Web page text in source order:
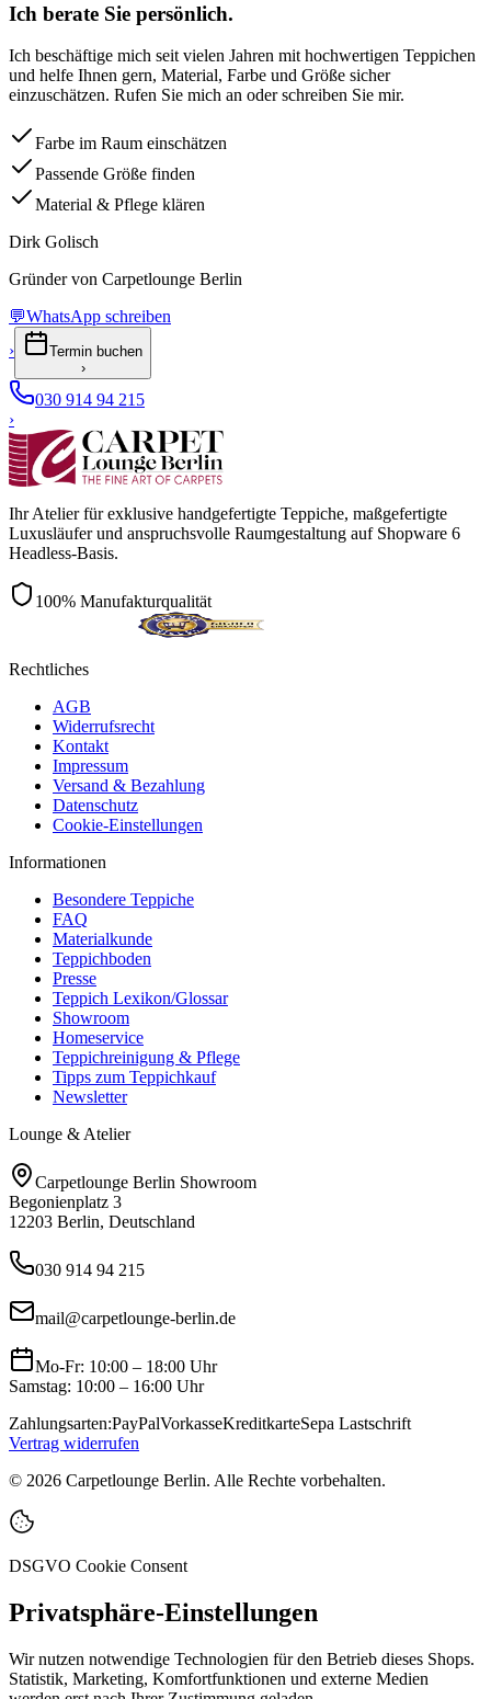
Ich berate Sie persönlich.
Ich beschäftige mich seit vielen Jahren mit hochwertigen Teppichen
und helfe Ihnen gern, Material, Farbe und Größe sicher
einzuschätzen. Rufen Sie mich an oder schreiben Sie mir.
Farbe im Raum einschätzen
Passende Größe finden
Material & Pflege klären
Dirk Golisch
Gründer von Carpetlounge Berlin
💬WhatsApp schreiben
›
Termin buchen
›
030 914 94 215
›
Ihr Atelier für exklusive handgefertigte Teppiche, maßgefertigte
Luxusläufer und anspruchsvolle Raumgestaltung auf Shopware 6
Headless-Basis.
100% Manufakturqualität
Rechtliches
AGB
Widerrufsrecht
Kontakt
Impressum
Versand & Bezahlung
Datenschutz
Cookie-Einstellungen
Informationen
Besondere Teppiche
FAQ
Materialkunde
Teppichboden
Presse
Teppich Lexikon/Glossar
Showroom
Homeservice
Teppichreinigung & Pflege
Tipps zum Teppichkauf
Newsletter
Lounge & Atelier
Carpetlounge Berlin Showroom
Begonienplatz 3
12203 Berlin, Deutschland
030 914 94 215
mail@carpetlounge-berlin.de
Mo-Fr: 10:00 – 18:00 Uhr
Samstag: 10:00 – 16:00 Uhr
Zahlungsarten:PayPalVorkasseKreditkarteSepa Lastschrift
Vertrag widerrufen
© 2026 Carpetlounge Berlin. Alle Rechte vorbehalten.
DSGVO Cookie Consent
Privatsphäre-Einstellungen
Wir nutzen notwendige Technologien für den Betrieb dieses Shops.
Statistik, Marketing, Komfortfunktionen und externe Medien